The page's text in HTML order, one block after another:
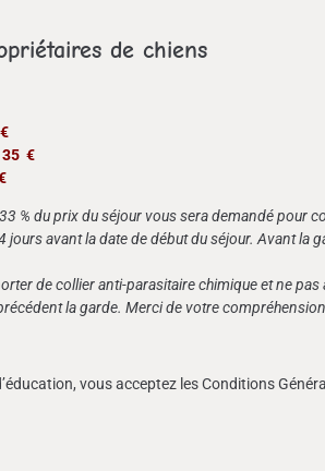
de chiens
35 €
% du prix du séjour vous sera demandé pour
avant la date de début du séjour. Avant la
de collier anti-parasitaire chimique et ne
la garde. Merci de votre
vous acceptez les Conditions